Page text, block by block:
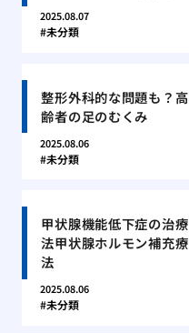
2025.08.07
未分類
整形外科的な問題も？高
齢者の足のむくみ
2025.08.06
未分類
甲状腺機能低下症の治療
法甲状腺ホルモン補充療
法
2025.08.06
未分類